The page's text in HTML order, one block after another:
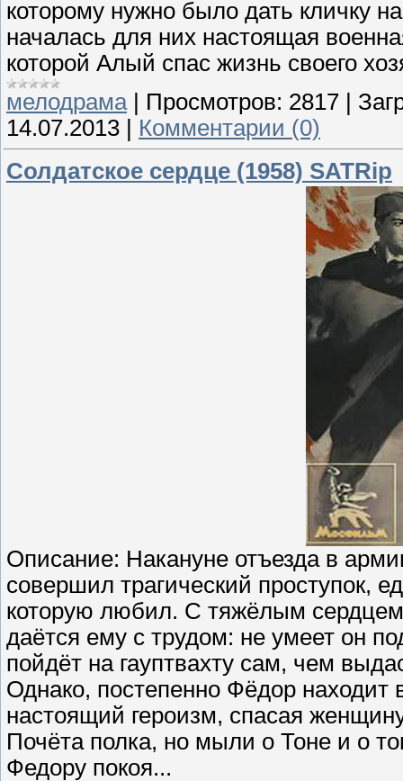
которому нужно было дать кличку
началась для них настоящая
которой Алый спас жизнь своего
мелодрама| Просмотров: 2817
14.07.2013
Комментарии (0)
Солдатское сердце (1958) SATRip
Описание: Накануне отъезда в
совершил трагический проступок,
которую любил. С тяжёлым
даётся ему с трудом: не умеет он
пойдёт на гауптвахту сам, чем
Однако, постепенно Фёдор
настоящий героизм, спасая
Почёта полка, но мыли о Тоне и о
Федору покоя...